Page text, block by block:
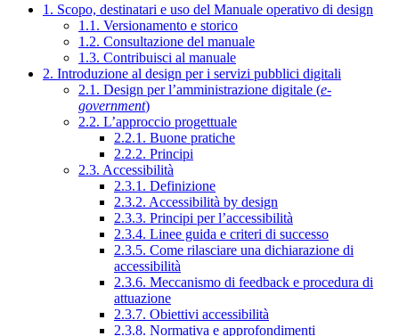
1. Scopo, destinatari e uso del Manuale operativo di design
1.1. Versionamento e storico
1.2. Consultazione del manuale
1.3. Contribuisci al manuale
2. Introduzione al design per i servizi pubblici digitali
2.1. Design per l’amministrazione digitale (e-
government)
2.2. L’approccio progettuale
2.2.1. Buone pratiche
2.2.2. Principi
2.3. Accessibilità
2.3.1. Definizione
2.3.2. Accessibilità by design
2.3.3. Principi per l’accessibilità
2.3.4. Linee guida e criteri di successo
2.3.5. Come rilasciare una dichiarazione di
accessibilità
2.3.6. Meccanismo di feedback e procedura di
attuazione
2.3.7. Obiettivi accessibilità
2.3.8. Normativa e approfondimenti